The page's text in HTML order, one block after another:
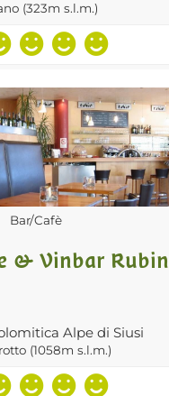
(323m s.l.m.)
Bar/Cafè
& Vinbar Rubin
Alpe di Siusi
(1058m s.l.m.)